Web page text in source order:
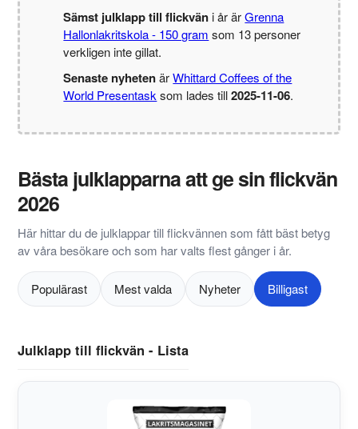
Sämst julklapp till flickväni år ärGrenna
Hallonlakritskola - 150 gram som 13 personer
verkligen inte gillat.
Senaste nyhetenärWhittard Coffees of the
World Presentask som lades till2025-11-06.
Bästa julklapparna att ge sin flickvän
2026
Här hittar du de julklappar till flickvännen som fått bäst betyg
av våra besökare och som har valts flest gånger i år.
Populärast Mest valda Nyheter Billigast
Julklapp till flickvän - Lista